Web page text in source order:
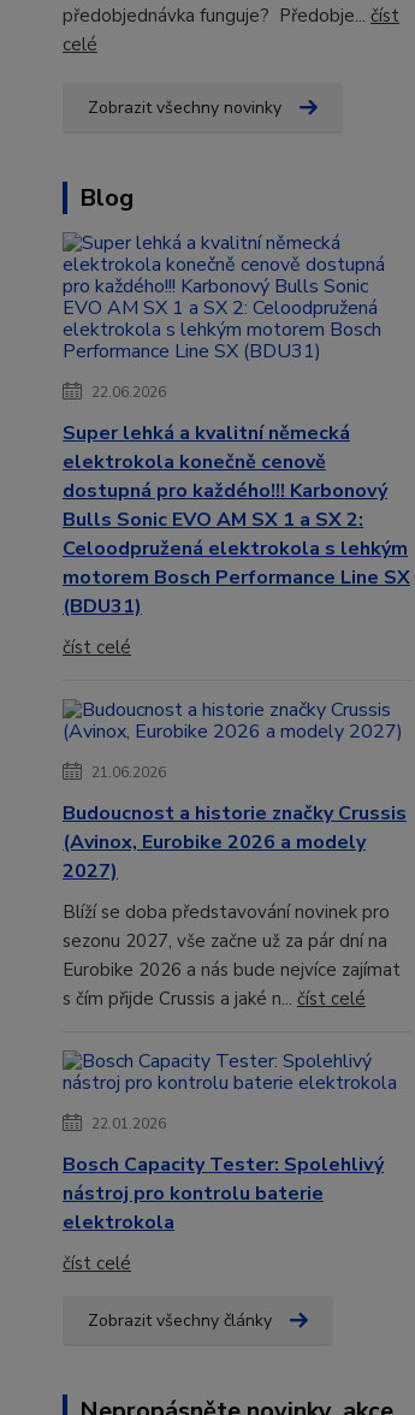
předobjednávka funguje? Předobje... číst
celé
Zobrazit všechny novinky
Blog
22.06.2026
Super lehká a kvalitní německá
elektrokola konečně cenově
dostupná pro každého!!! Karbonový
Bulls Sonic EVO AM SX 1 a SX 2:
Celoodpružená elektrokola s lehkým
motorem Bosch Performance Line SX
(BDU31)
číst celé
21.06.2026
Budoucnost a historie značky Crussis
(Avinox, Eurobike 2026 a modely
2027)
Blíží se doba představování novinek pro
sezonu 2027, vše začne už za pár dní na
Eurobike 2026 a nás bude nejvíce zajímat
s čím přijde Crussis a jaké n... číst celé
22.01.2026
Bosch Capacity Tester: Spolehlivý
nástroj pro kontrolu baterie
elektrokola
číst celé
Zobrazit všechny články